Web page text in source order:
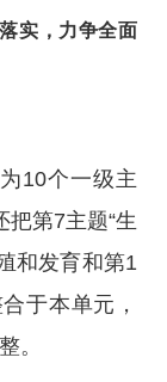
实，力争全面
10个一级主
把第7主题“生
和发育和第1
于本单元，
。